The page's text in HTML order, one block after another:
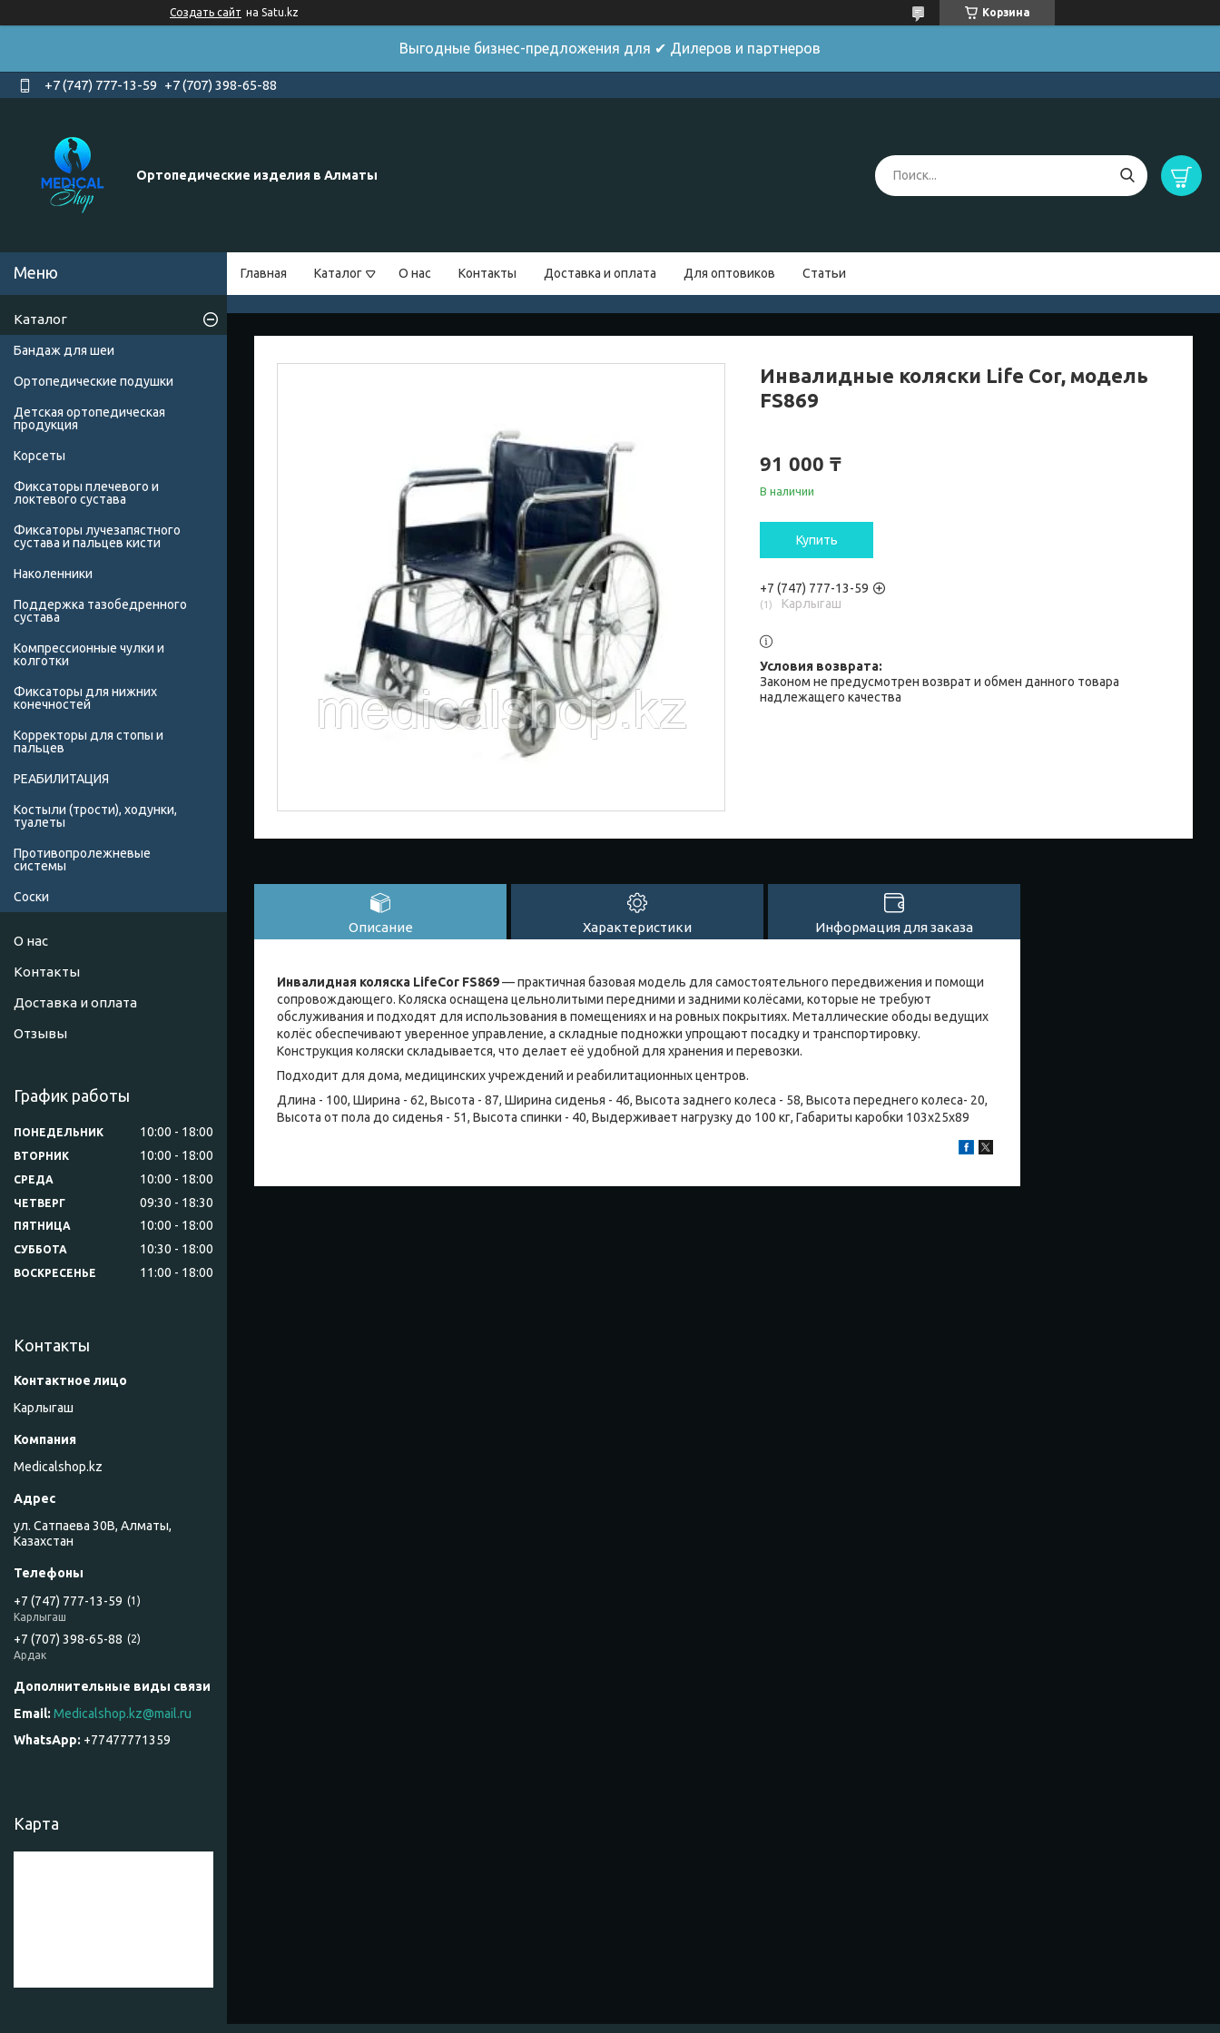
Создать сайт на Satu.kz Корзина
Выгодные бизнес-предложения для ✔ Дилеров и партнеров
+7 (747) 777-13-59 +7 (707) 398-65-88
Ортопедические изделия в Алматы
Главная Каталог О нас Контакты Доставка и оплата Для оптовиков Статьи
Инвалидные коляски Life Cor, модель
FS869
91 000 ₸
В наличии
Купить
+7 (747) 777-13-59
1 Карлыгаш
Законом не предусмотрен возврат и обмен данного товара
надлежащего качества
Описание Характеристики Информация для заказа
Инвалидная коляска LifeCor FS869— практичная базовая модель для самостоятельного передвижения и помощи
сопровождающего. Коляска оснащена цельнолитыми передними и задними колёсами, которые не требуют
обслуживания и подходят для использования в помещениях и на ровных покрытиях. Металлические ободы ведущих
колёс обеспечивают уверенное управление, а складные подножки упрощают посадку и транспортировку.
Конструкция коляски складывается, что делает её удобной для хранения и перевозки.
Подходит для дома, медицинских учреждений и реабилитационных центров.
Длина - 100, Ширина - 62, Высота - 87, Ширина сиденья - 46, Высота заднего колеса - 58, Высота переднего колеса- 20,
Высота от пола до сиденья - 51, Высота спинки - 40, Выдерживает нагрузку до 100 кг, Габариты каробки 103х25х89
Каталог
Бандаж для шеи
Ортопедические подушки
Детская ортопедическая
продукция
Корсеты
Фиксаторы плечевого и
локтевого сустава
Фиксаторы лучезапястного
сустава и пальцев кисти
Наколенники
Поддержка тазобедренного
сустава
Компрессионные чулки и
колготки
Фиксаторы для нижних
конечностей
Корректоры для стопы и
пальцев
РЕАБИЛИТАЦИЯ
Костыли (трости), ходунки,
туалеты
Противопролежневые
системы
Соски
О нас
Контакты
Доставка и оплата
Отзывы
График работы
ПОНЕДЕЛЬНИК 10:00 18:00
ВТОРНИК 10:00 18:00
СРЕДА 10:00 18:00
ЧЕТВЕРГ 09:30 18:30
ПЯТНИЦА 10:00 18:00
СУББОТА 10:30 18:00
ВОСКРЕСЕНЬЕ 11:00 18:00
Контакты
Карлыгаш
Medicalshop.kz
ул. Сатпаева 30В, Алматы,
Казахстан
+7 (747) 777-13-59
1
Карлыгаш
+7 (707) 398-65-88
2
Ардак
Medicalshop.kz@mail.ru
+77477771359
Карта